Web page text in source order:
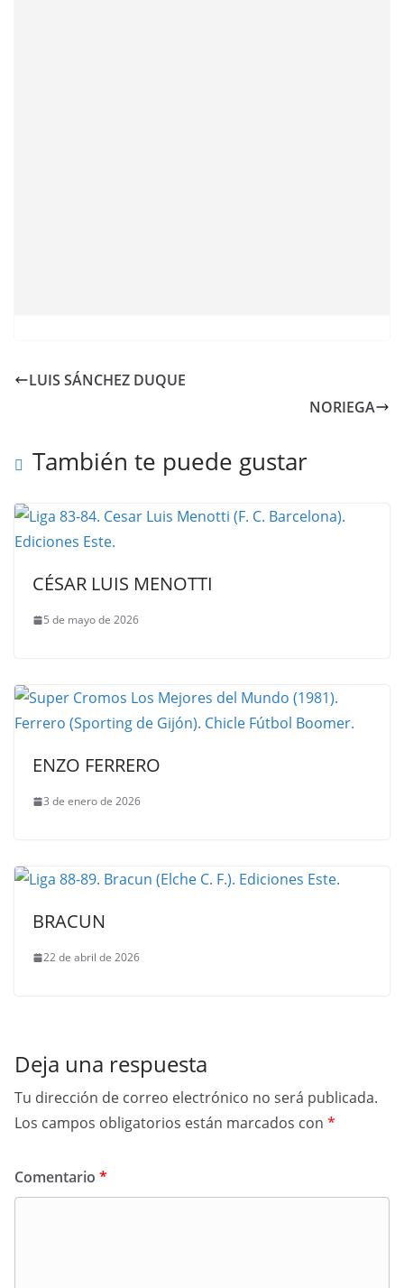
LUIS SÁNCHEZ DUQUE
NORIEGA
También te puede gustar
CÉSAR LUIS MENOTTI
5 de mayo de 2026
ENZO FERRERO
3 de enero de 2026
BRACUN
22 de abril de 2026
Deja una respuesta
Tu dirección de correo electrónico no será publicada.
Los campos obligatorios están marcados con *
Comentario *